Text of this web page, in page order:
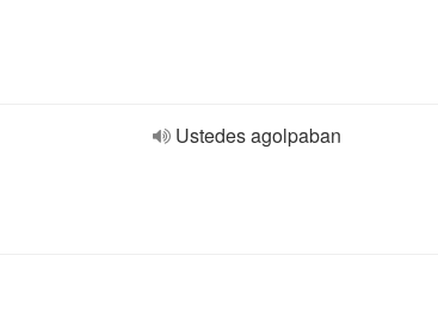
Ustedes agolpaban